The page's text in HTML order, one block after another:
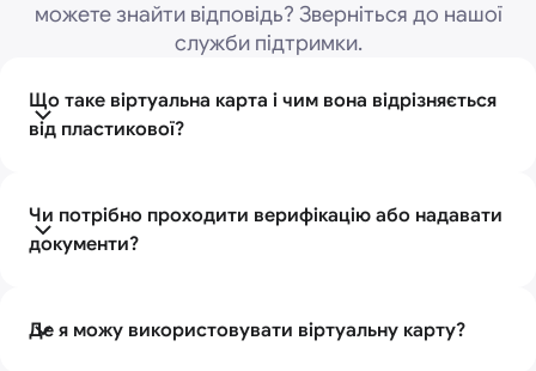
можете знайти відповідь? Зверніться до нашої
служби підтримки.
Що таке віртуальна карта і чим вона відрізняється
від пластикової?
електронному вигляді, яка не має фізичного носія. У
неї є всі стандартні реквізити (номер, термін дії,
існує тільки в цифровому форматі.
Чи потрібно проходити верифікацію або надавати
документи?
потрібно надавати паспортні дані. Процес
Де я можу використовувати віртуальну карту?